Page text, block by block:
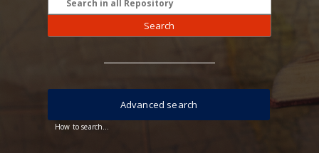
Search
How to search...
Advanced search